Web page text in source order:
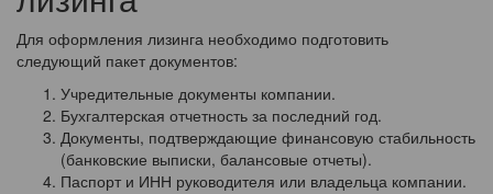
Для оформления лизинга необходимо подготовить
следующий пакет документов:
Учредительные документы компании.
Бухгалтерская отчетность за последний год.
Документы, подтверждающие финансовую стабильность
(банковские выписки, балансовые отчеты).
Паспорт и ИНН руководителя или владельца компании.